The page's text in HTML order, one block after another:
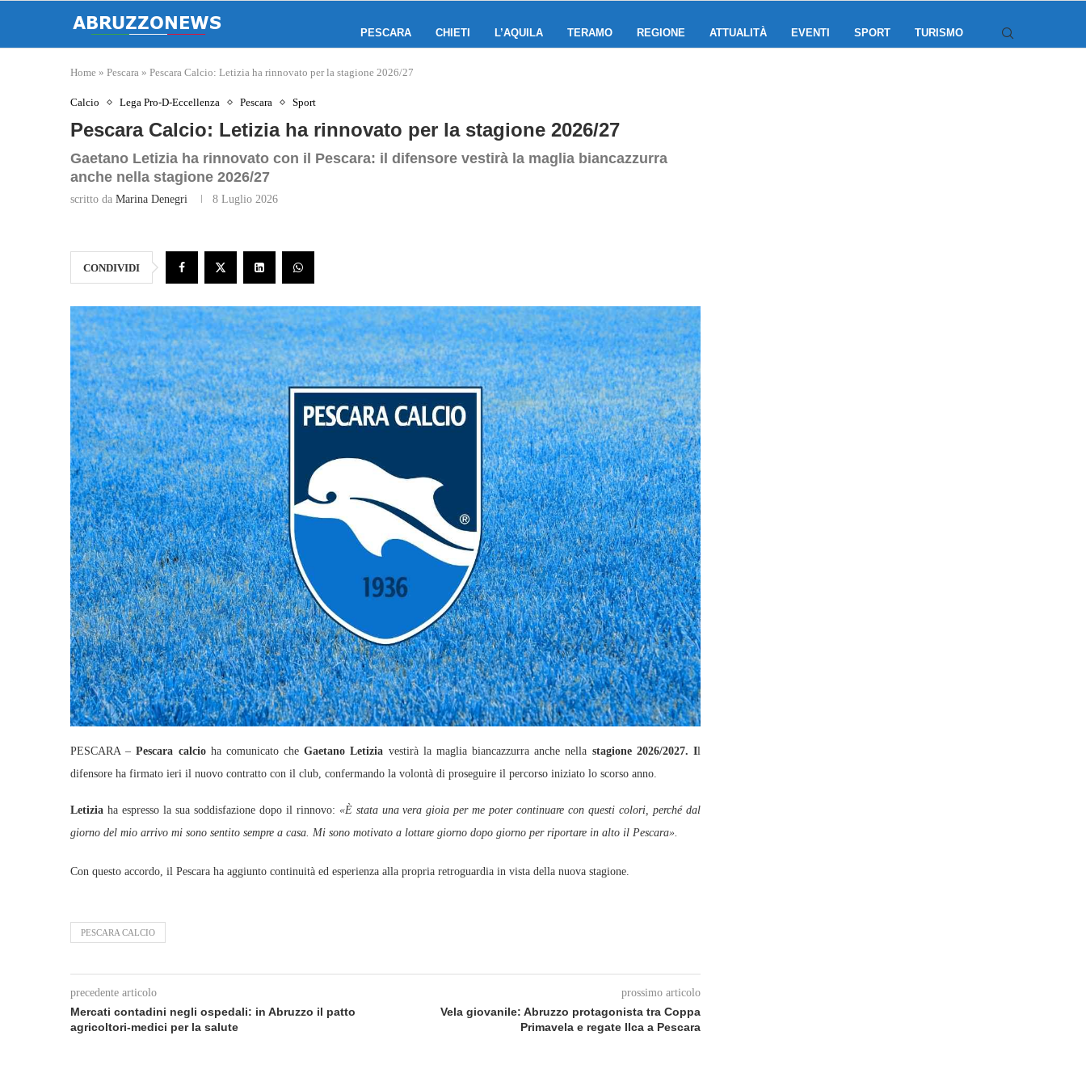
PESCARA CHIETI L’AQUILA TERAMO REGIONE ATTUALITÀ EVENTI SPORT TURISMO
Home » Pescara » Pescara Calcio: Letizia ha rinnovato per la stagione 2026/27
Calcio Lega Pro-D-Eccellenza Pescara Sport
Pescara Calcio: Letizia ha rinnovato per la stagione 2026/27
Gaetano Letizia ha rinnovato con il Pescara: il difensore vestirà la maglia biancazzurra
anche nella stagione 2026/27
scritto da Marina Denegri 8 Luglio 2026
CONDIVIDI
PESCARA –Pescara calcioha comunicato che Gaetano Letizia vestirà la maglia biancazzurra anche nella stagione 2026/2027. Il
difensore ha firmato ieri il nuovo contratto con il club, confermando la volontà di proseguire il percorso iniziato lo scorso anno.
Letizia ha espresso la sua soddisfazione dopo il rinnovo: «È stata una vera gioia per me poter continuare con questi colori, perché dal
giorno del mio arrivo mi sono sentito sempre a casa. Mi sono motivato a lottare giorno dopo giorno per riportare in alto il Pescara».
Con questo accordo, il Pescara ha aggiunto continuità ed esperienza alla propria retroguardia in vista della nuova stagione.
PESCARA CALCIO
precedente articolo
Mercati contadini negli ospedali: in Abruzzo il patto
agricoltori‑medici per la salute
prossimo articolo
Vela giovanile: Abruzzo protagonista tra Coppa
Primavela e regate Ilca a Pescara